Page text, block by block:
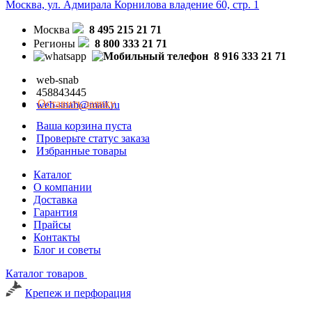
Москва, ул. Адмирала Корнилова владение 60, стр. 1
Москва
8 495 215 21 71
Регионы
8 800 333 21 71
8 916 333 21 71
web-snab
458843445
web-snab@mail.ru
Оставить заявку
Ваша корзина пуста
Проверьте статус заказа
Избранные товары
Каталог
О компании
Доставка
Гарантия
Прайсы
Контакты
Блог и советы
Каталог товаров
Крепеж и перфорация